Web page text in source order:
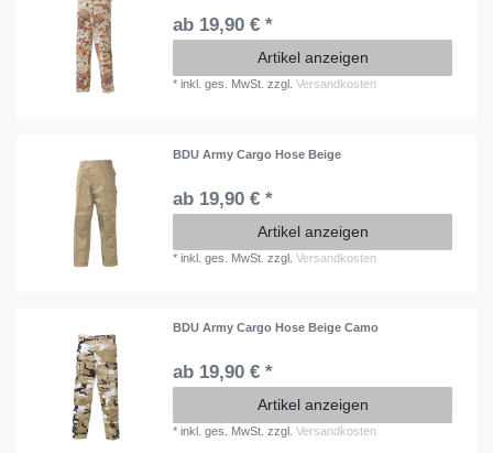
ab 19,90 € *
Artikel anzeigen
*inkl. ges. MwSt. zzgl.Versandkosten
BDU Army Cargo Hose Beige
ab 19,90 € *
Artikel anzeigen
*inkl. ges. MwSt. zzgl.Versandkosten
BDU Army Cargo Hose Beige Camo
ab 19,90 € *
Artikel anzeigen
*inkl. ges. MwSt. zzgl.Versandkosten